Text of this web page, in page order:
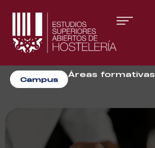
Campus
Áreas formativas